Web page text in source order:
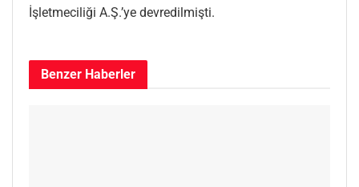
İşletmeciliği A.Ş.’ye devredilmişti.
Benzer Haberler